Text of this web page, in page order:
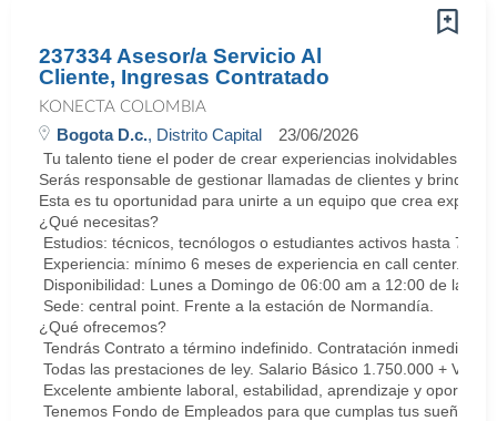
237334 Asesor/a Servicio Al
Cliente, Ingresas Contratado
KONECTA COLOMBIA
Bogota D.c., Distrito Capital 23/06/2026
Tu talento tiene el poder de crear experiencias inolvidables.
Serás responsable de gestionar llamadas de clientes y brindar
Esta es tu oportunidad para unirte a un equipo que crea
¿Qué necesitas?
Estudios: técnicos, tecnólogos o estudiantes activos hasta 7
Experiencia: mínimo 6 meses de experiencia en call center.
Disponibilidad: Lunes a Domingo de 06:00 am a 12:00 de la
Sede: central point. Frente a la estación de Normandía.
¿Qué ofrecemos?
Tendrás Contrato a término indefinido. Contratación inmediata.
Todas las prestaciones de ley. Salario Básico 1.750.000 +
Excelente ambiente laboral, estabilidad, aprendizaje y
Tenemos Fondo de Empleados para que cumplas tus sueños y